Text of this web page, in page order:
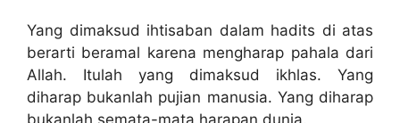
Yang dimaksud ihtisaban dalam hadits di atas
berarti beramal karena mengharap pahala dari
Allah. Itulah yang dimaksud ikhlas. Yang
diharap bukanlah pujian manusia. Yang diharap